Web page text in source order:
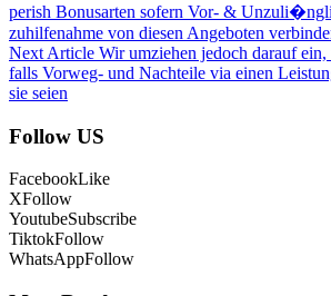
perish Bonusarten sofern Vor- &
zuhilfenahme von diesen Angeboten
Next Article Wir umziehen jedoch darauf ein,
falls Vorweg- und Nachteile via einen
sie seien
Follow US
FacebookLike
XFollow
YoutubeSubscribe
TiktokFollow
WhatsAppFollow